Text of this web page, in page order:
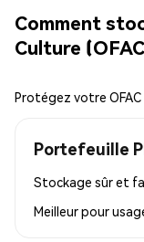
Comment
Culture
Protégez votre OFAC
Portefeuille
Stockage sûr et
Meilleur pour